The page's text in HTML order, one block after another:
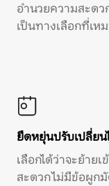
อำนวยความสะดว
เป็นทางเลือกที่เห
ยืดหยุ่นปรับเปลี่ยน
เลือกได้ว่าจะย้าย
สะดวก ไม่มีข้อผูก